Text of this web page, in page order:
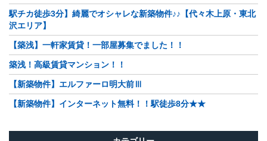
駅チカ徒歩3分】綺麗でオシャレな新築物件♪♪【代々木上原・東北
沢エリア】
【築浅】一軒家賃貸！一部屋募集でました！！
築浅！高級賃貸マンション！！
【新築物件】エルファーロ明大前Ⅲ
【新築物件】インターネット無料！！駅徒歩8分★★